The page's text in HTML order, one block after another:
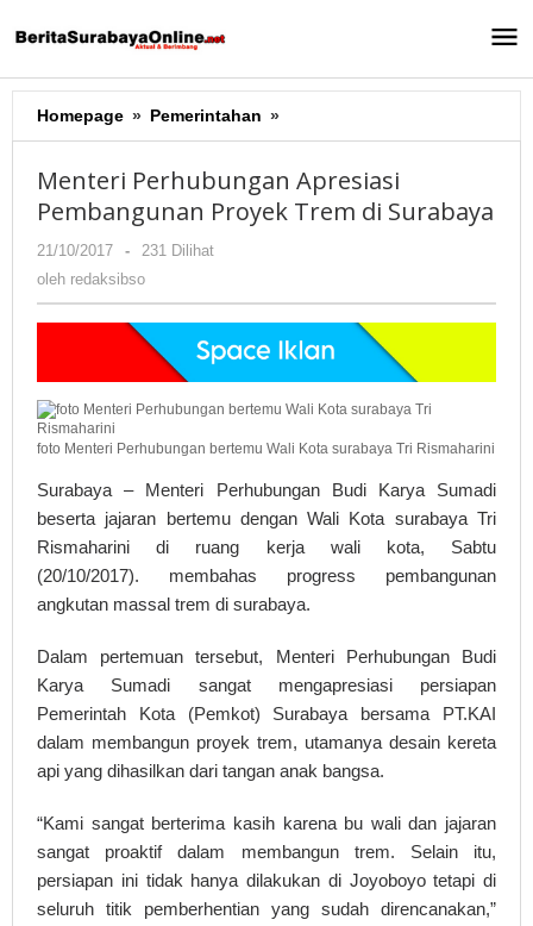
ke
Homepage » Pemerintahan »
Perhubungan
Pembangunan
Proyek
Menteri Perhubungan Apresiasi
Pembangunan Proyek Trem di Surabaya
21/10/2017
oleh
redaksibso
-
231 Dilihat
oleh redaksibso
foto Menteri Perhubungan bertemu Wali Kota surabaya Tri Rismaharini
Surabaya – Menteri Perhubungan Budi Karya Sumadi
beserta jajaran bertemu dengan Wali Kota surabaya Tri
Rismaharini di ruang kerja wali kota, Sabtu
(20/10/2017). membahas progress pembangunan
angkutan massal trem di surabaya.
Dalam pertemuan tersebut, Menteri Perhubungan Budi
Karya Sumadi sangat mengapresiasi persiapan
Pemerintah Kota (Pemkot) Surabaya bersama PT.KAI
dalam membangun proyek trem, utamanya desain kereta
api yang dihasilkan dari tangan anak bangsa.
“Kami sangat berterima kasih karena bu wali dan jajaran
sangat proaktif dalam membangun trem. Selain itu,
persiapan ini tidak hanya dilakukan di Joyoboyo tetapi di
seluruh titik pemberhentian yang sudah direncanakan,”